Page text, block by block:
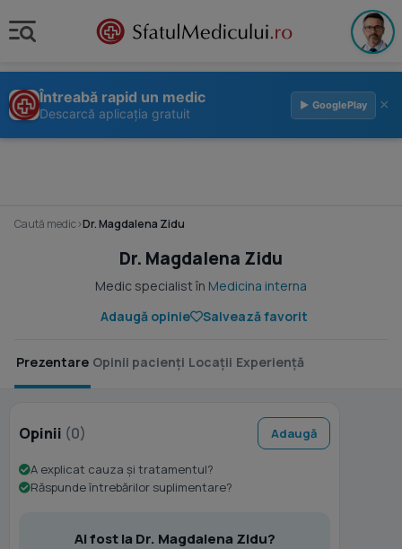
Întreabă rapid un medic
Descarcă aplicația gratuit
▶ GooglePlay ×
Caută medic›Dr. Magdalena Zidu
Dr. Magdalena Zidu
Medic specialist în Medicina interna
Adaugă opinie
Salvează favorit
Prezentare Opinii pacienți Locații Experiență
Opinii (0) Adaugă
A explicat cauza și tratamentul?
Răspunde întrebărilor suplimentare?
Ai fost la Dr. Magdalena Zidu?